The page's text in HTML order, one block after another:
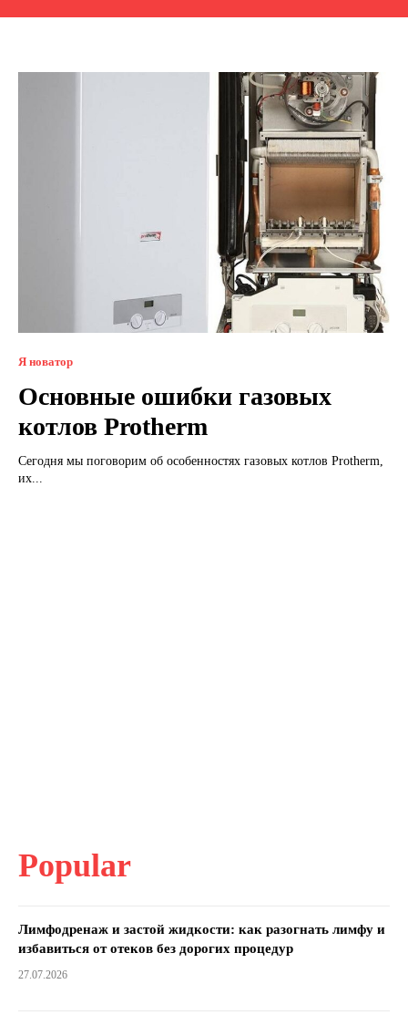
Я новатор
Основные ошибки газовых
котлов Protherm
Сегодня мы поговорим об особенностях газовых котлов Protherm,
их...
Popular
Лимфодренаж и застой жидкости: как разогнать лимфу и
избавиться от отеков без дорогих процедур
27.07.2026